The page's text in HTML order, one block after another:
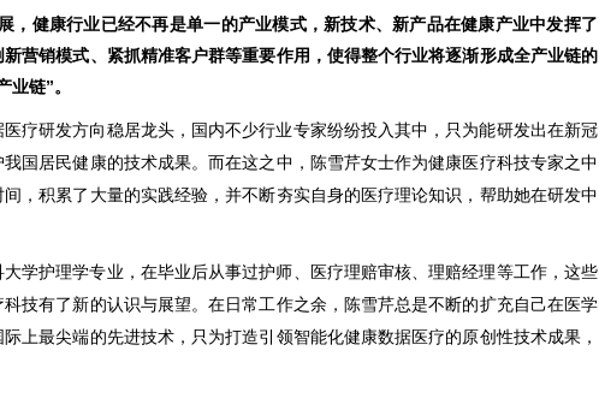
，健康行业已经不再是单一的产业模式，新技术、新产品在健康产业中发挥了
营销模式、紧抓精准客户群等重要作用，使得整个行业将逐渐形成全产业链的
链”。
医疗研发方向稳居龙头，国内不少行业专家纷纷投入其中，只为能研发出在新冠
国居民健康的技术成果。而在这之中，陈雪芹女士作为健康医疗科技专家之中
，积累了大量的实践经验，并不断夯实自身的医疗理论知识，帮助她在研发中
学护理学专业，在毕业后从事过护师、医疗理赔审核、理赔经理等工作，这些
技有了新的认识与展望。在日常工作之余，陈雪芹总是不断的扩充自己在医学
上最尖端的先进技术，只为打造引领智能化健康数据医疗的原创性技术成果，